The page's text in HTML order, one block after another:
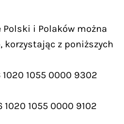
Polski i Polaków można
korzystając z poniższych
1020 1055 0000 9302
1020 1055 0000 9102